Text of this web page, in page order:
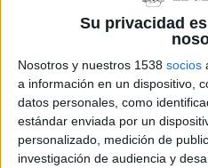
Su privacidad
Nosotros y nuestros 1538 socios
a información en un dispositivo,
datos personales, como
estándar enviada por un
personalizado, medición de
investigación de audiencia y
dipòsit controlat de Vacamorta,
que explota ...